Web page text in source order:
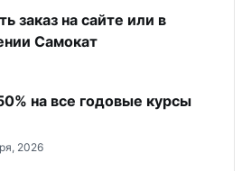
заказ на сайте или в
Самокат
на все годовые курсы
2026